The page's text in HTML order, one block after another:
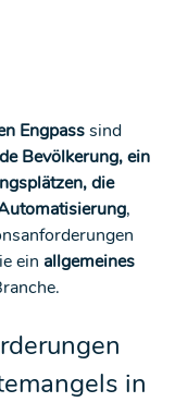
Engpass sind
Bevölkerung, ein
die
,
ein allgemeines
in